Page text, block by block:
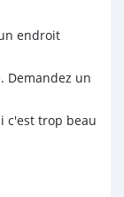
endroit
Demandez un
c'est trop beau